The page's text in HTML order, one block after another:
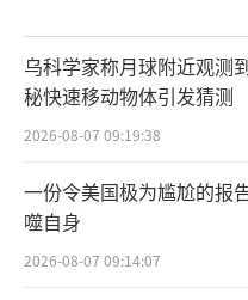
乌科学家称月球附近观测
秘快速移动物体引发猜测
2026-08-07 09:19:38
一份令美国极为尴尬的报
噬自身
2026-08-07 09:14:07